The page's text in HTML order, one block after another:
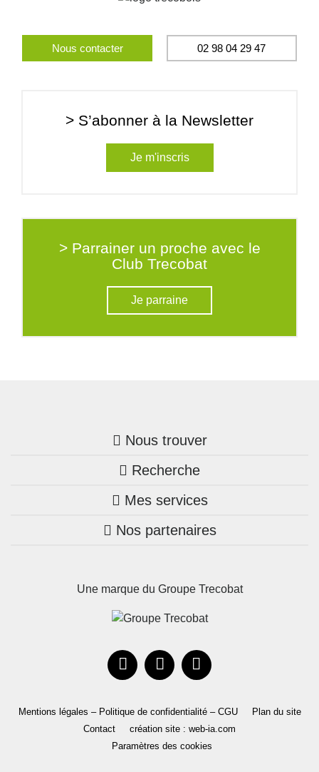
Nous contacter 02 98 04 29 47
> S’abonner à la Newsletter
Je m'inscris
> Parrainer un proche avec le
Club Trecobat
Je parraine
Nous trouver
Trouver une agence
Bretagne
Pays de la Loire
Occitanie
Recherche
Nos annonces
Maison + terrain
Mes services
Mon compte Trecobois
Parrainez un proche!
Nos partenaires
Une marque du Groupe Trecobat
Mentions légales – Politique de confidentialité – CGU
Plan du site
Contact
création site : web-ia.com
Paramètres des cookies